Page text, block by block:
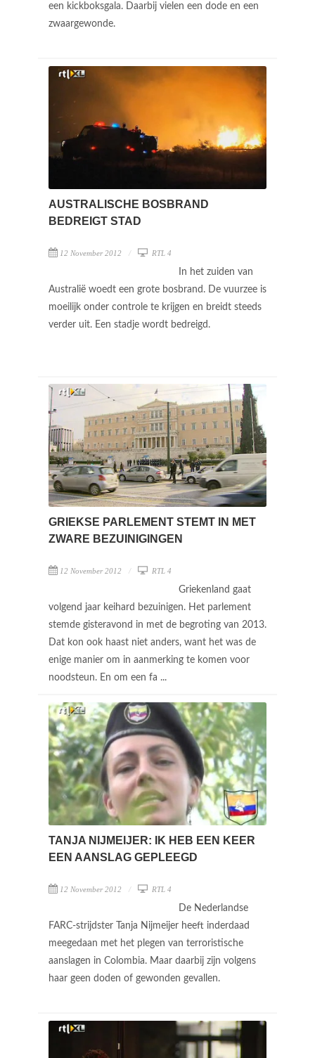
een kickboksgala. Daarbij vielen een dode en een
zwaargewonde.
AUSTRALISCHE BOSBRAND
BEDREIGT STAD
12 November 2012 RTL 4
In het zuiden van
Australië woedt een grote bosbrand. De vuurzee is
moeilijk onder controle te krijgen en breidt steeds
verder uit. Een stadje wordt bedreigd.
GRIEKSE PARLEMENT STEMT IN MET
ZWARE BEZUINIGINGEN
12 November 2012 RTL 4
Griekenland gaat
volgend jaar keihard bezuinigen. Het parlement
stemde gisteravond in met de begroting van 2013.
Dat kon ook haast niet anders, want het was de
enige manier om in aanmerking te komen voor
noodsteun. En om een fa ...
TANJA NIJMEIJER: IK HEB EEN KEER
EEN AANSLAG GEPLEEGD
12 November 2012 RTL 4
De Nederlandse
FARC-strijdster Tanja Nijmeijer heeft inderdaad
meegedaan met het plegen van terroristische
aanslagen in Colombia. Maar daarbij zijn volgens
haar geen doden of gewonden gevallen.